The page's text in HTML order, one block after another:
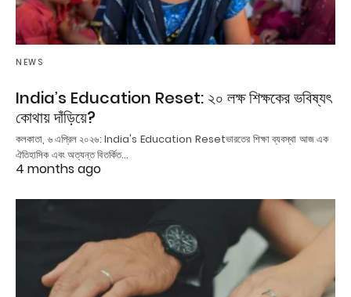
NEWS
India’s Education Reset: ২০ লক্ষ শিক্ষকের ভবিষ্যৎ
কোথায় দাঁড়িয়ে?
কলকাতা, ৬ এপ্রিল ২০২৬: India's Education Resetভারতের শিক্ষা ব্যবস্থা আজ এক
ঐতিহাসিক এবং অত্যন্ত বিতর্কিত…
4 months ago